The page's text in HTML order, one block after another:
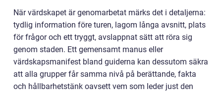
När värdskapet är genomarbetat märks det i detaljerna:
tydlig information före turen, lagom långa avsnitt, plats
för frågor och ett tryggt, avslappnat sätt att röra sig
genom staden. Ett gemensamt manus eller
värdskapsmanifest bland guiderna kan dessutom säkra
att alla grupper får samma nivå på berättande, fakta
och hållbarhetstänk oavsett vem som leder just den